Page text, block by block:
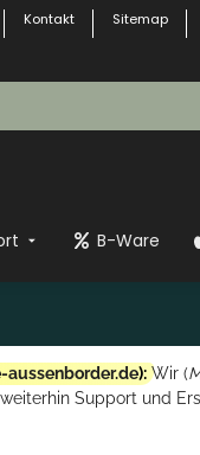
Kontakt Sitemap
B-Ware
): Wir (
Support und